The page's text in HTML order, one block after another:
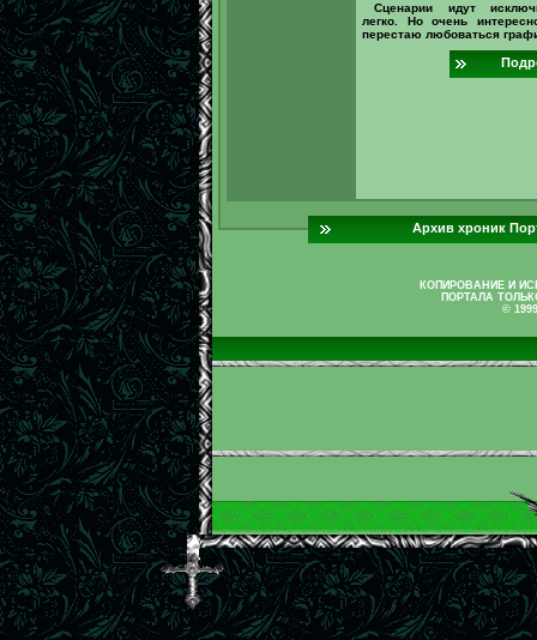
Сценарии идут
легко. Но очень
перестаю любоваться
Архив хроник
КОПИРОВАНИЕ И
ПОРТАЛА
©